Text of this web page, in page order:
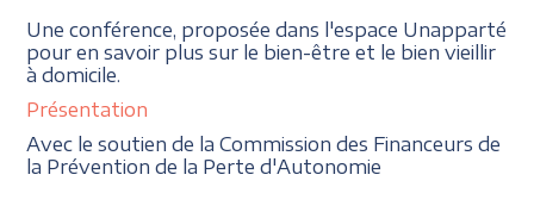
Une conférence, proposée dans l'espace Unapparté
pour en savoir plus sur le bien-être et le bien vieillir
à domicile.
Présentation
Avec le soutien de la Commission des Financeurs de
la Prévention de la Perte d'Autonomie